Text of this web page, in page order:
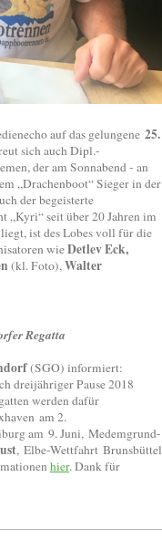
auf das gelungene 25.
sich auch Dipl.-
der am Sonnabend - an
„Drachenboot“ Sieger in der
der begeisterte
„Kyri“ seit über 20 Jahren im
ist des Lobes voll für die
wieDetlev Eck,
(kl. Foto), Walter
Regatta
(SGO) informiert:
dreijähriger Pause 2018
werden dafür
am 2.
am 9. Juni, Medemgrund-
, Elbe-Wettfahrt Brunsbüttel
hier. Dank für